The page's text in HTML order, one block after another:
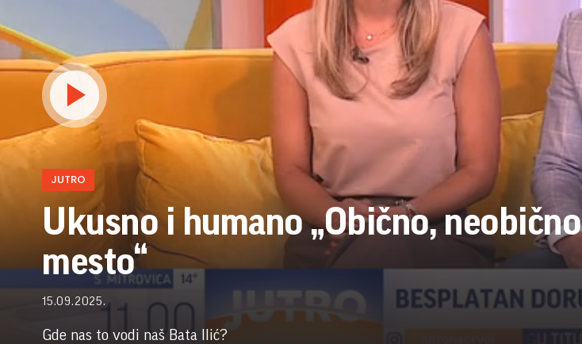
JUTRO
Ukusno i humano „Obično, neobično
mesto“
15.09.2025.
Gde nas to vodi naš Bata Ilić?